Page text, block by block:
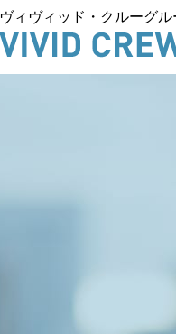
ヴィヴィッド・クルーグ